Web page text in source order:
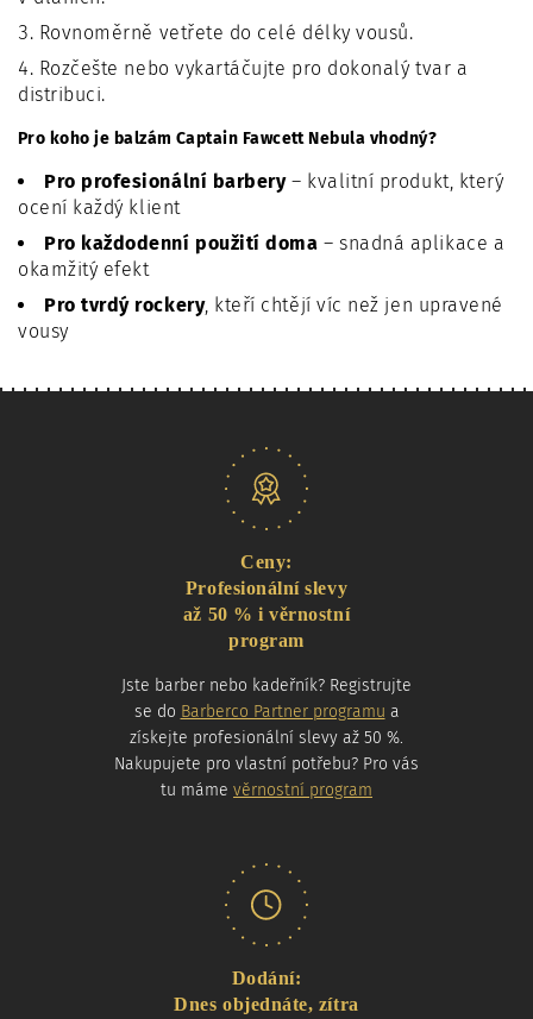
Rovnoměrně vetřete do celé délky vousů.
Rozčešte nebo vykartáčujte pro dokonalý tvar a
distribuci.
Pro koho je balzám Captain Fawcett Nebula vhodný?
Pro profesionální barbery– kvalitní produkt, který
ocení každý klient
Pro každodenní použití doma – snadná aplikace a
okamžitý efekt
Pro tvrdý rockery, kteří chtějí víc než jen upravené
vousy
Ceny:
Profesionální slevy
až 50 % i věrnostní
program
Jste barber nebo kadeřník? Registrujte
se do Barberco Partner programu a
získejte profesionální slevy až 50 %.
Nakupujete pro vlastní potřebu? Pro vás
tu máme věrnostní program
Dodání:
Dnes objednáte, zítra